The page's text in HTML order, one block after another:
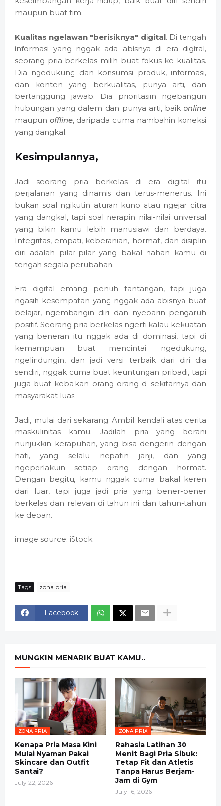
maupun buat tim.
Kualitas ngelawan "berisiknya" digital. Di tengah
informasi yang nggak ada abisnya di era digital,
seorang pria berkelas milih buat fokus ke kualitas.
Dia ngedukung dan konsumsi produk, informasi,
dan konten yang berkualitas, punya arti, dan
bertanggung jawab. Dia prioritasiin ngebangun
hubungan yang dalem dan punya arti, baik online
maupunoffline, daripada cuma nambahin koneksi
yang dangkal.
Kesimpulannya,
Jadi seorang pria berkelas di era digital itu
perjalanan yang dinamis dan terus-menerus. Ini
bukan soal ngikutin aturan kuno atau ngejar citra
yang dangkal, tapi soal nerapin nilai-nilai universal
yang bikin kamu lebih manusiawi dan berdaya.
Integritas, empati, keberanian, hormat, dan disiplin
diri adalah pilar-pilar yang bakal nahan kamu di
tengah segala perubahan.
Era digital emang penuh tantangan, tapi juga
ngasih kesempatan yang nggak ada abisnya buat
belajar, ngembangin diri, dan nyebarin pengaruh
positif. Seorang pria berkelas ngerti kalau kekuatan
yang beneran itu nggak ada di dominasi, tapi di
kemampuan buat mencintai, ngedukung,
ngelindungin, dan jadi versi terbaik dari diri dia
sendiri, nggak cuma buat keuntungan pribadi, tapi
juga buat kebaikan orang-orang di sekitarnya dan
masyarakat luas.
Jadi, mulai dari sekarang. Ambil kendali atas cerita
maskulinitas kamu. Jadilah pria yang berani
nunjukkin kerapuhan, yang bisa dengerin dengan
hati, yang selalu nepatin janji, dan yang
ngeperlakuin setiap orang dengan hormat.
Dengan begitu, kamu nggak cuma bakal keren
dari luar, tapi juga jadi pria yang bener-bener
berkelas dan relevan di tahun ini dan tahun-tahun
ke depan.
image source: iStock.
Tags zona pria
Facebook
MUNGKIN MENARIK BUAT KAMU..
ZONA PRIA
Kenapa Pria Masa Kini
Mulai Nyaman Pakai
Skincare dan Outfit
Santai?
July 22, 2026
ZONA PRIA
Rahasia Latihan 30
Menit Bagi Pria Sibuk:
Tetap Fit dan Atletis
Tanpa Harus Berjam-
Jam di Gym
July 16, 2026